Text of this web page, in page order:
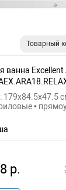
Товарный
ванна Excellent
179x84.5x47.5
•
р.